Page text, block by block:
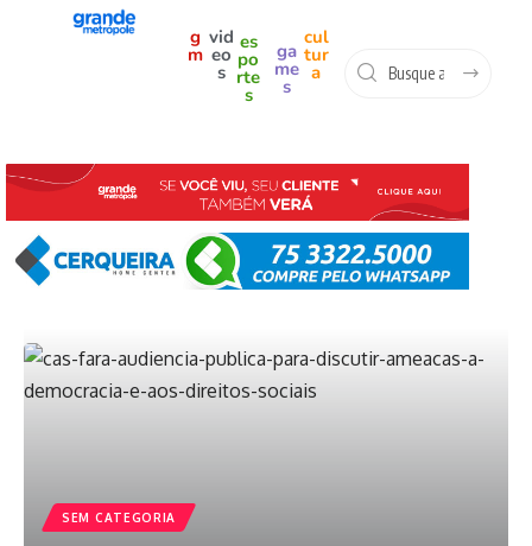
g
m
vid
eo
s
es
po
rte
s
ga
me
s
cul
tur
a
SEM CATEGORIA